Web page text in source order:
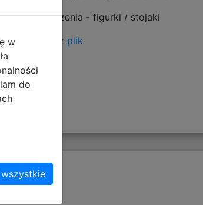
Ostrzeżenia - figurki / stojaki
pobierz plik
w
do